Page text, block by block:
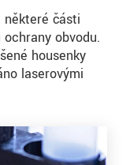
některé části
obvodu.
housenky
laserovými